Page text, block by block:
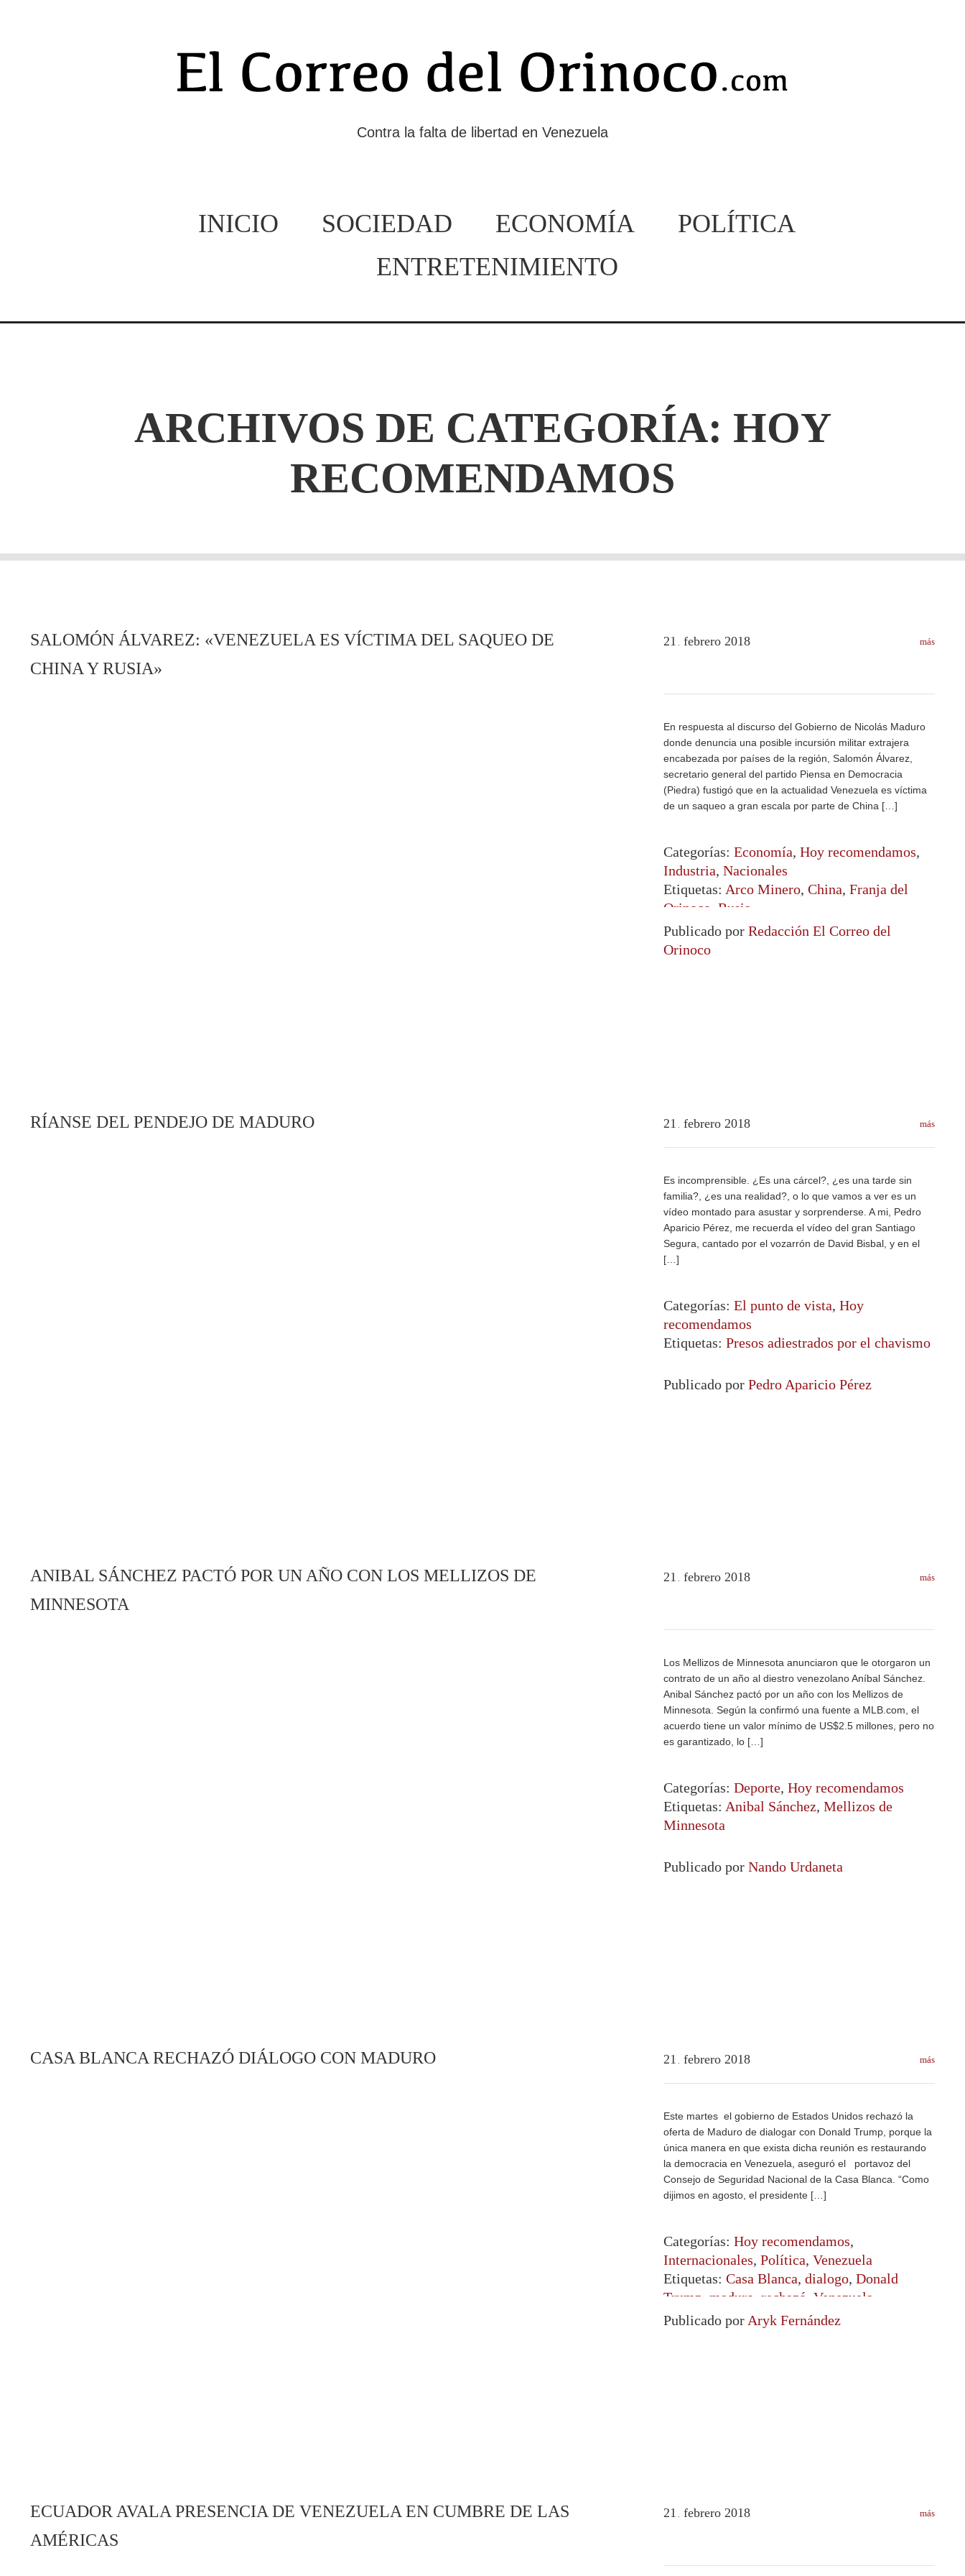
Contra la falta de libertad en Venezuela
INICIO SOCIEDAD ECONOMÍA
POLÍTICA
ENTRETENIMIENTO
ARCHIVOS DE CATEGORÍA: HOY
RECOMENDAMOS
SALOMÓN ÁLVAREZ: «VENEZUELA ES VÍCTIMA DEL SAQUEO DE
CHINA Y RUSIA»
21 febrero 2018
En respuesta al discurso del Gobierno de Nicolás Maduro
donde denuncia una posible incursión militar extrajera
encabezada por países de la región, Salomón Álvarez,
secretario general del partido Piensa en Democracia
(Piedra) fustigó que en la actualidad Venezuela es víctima
de un saqueo a gran escala por parte de China […]
más
Categorías: Economía, Hoy recomendamos,
Industria, Nacionales
Etiquetas: Arco Minero, China, Franja del
Orinoco Rusia
Publicado por Redacción El Correo del
Orinoco
RÍANSE DEL PENDEJO DE MADURO 21 febrero 2018
Es incomprensible. ¿Es una cárcel?, ¿es una tarde sin
familia?, ¿es una realidad?, o lo que vamos a ver es un
vídeo montado para asustar y sorprenderse. A mi, Pedro
Aparicio Pérez, me recuerda el vídeo del gran Santiago
Segura, cantado por el vozarrón de David Bisbal, y en el
[…]
más
Categorías: El punto de vista, Hoy
recomendamos
Etiquetas: Presos adiestrados por el chavismo
Publicado por Pedro Aparicio Pérez
ANIBAL SÁNCHEZ PACTÓ POR UN AÑO CON LOS MELLIZOS DE
MINNESOTA
21 febrero 2018
Los Mellizos de Minnesota anunciaron que le otorgaron un
contrato de un año al diestro venezolano Aníbal Sánchez.
Anibal Sánchez pactó por un año con los Mellizos de
Minnesota. Según la confirmó una fuente a MLB.com, el
acuerdo tiene un valor mínimo de US$2.5 millones, pero no
es garantizado, lo […]
más
Categorías: Deporte, Hoy recomendamos
Etiquetas: Anibal Sánchez, Mellizos de
Minnesota
Publicado por Nando Urdaneta
CASA BLANCA RECHAZÓ DIÁLOGO CON MADURO 21 febrero 2018
Este martes el gobierno de Estados Unidos rechazó la
oferta de Maduro de dialogar con Donald Trump, porque la
única manera en que exista dicha reunión es restaurando
la democracia en Venezuela, aseguró el portavoz del
Consejo de Seguridad Nacional de la Casa Blanca. “Como
dijimos en agosto, el presidente […]
más
Categorías: Hoy recomendamos,
Internacionales, Política, Venezuela
Etiquetas: Casa Blanca, dialogo, Donald
Trump maduro rechazó Venezuela
Publicado por Aryk Fernández
ECUADOR AVALA PRESENCIA DE VENEZUELA EN CUMBRE DE LAS
AMÉRICAS
21 febrero 2018 más